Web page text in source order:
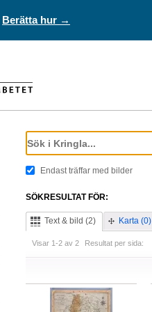
Berätta hur →
Endast träffar med bilder
SÖKRESULTAT FÖR:
Text & bild (2) Karta (0)
Visar 1-2 av 2 Resultat per sida: